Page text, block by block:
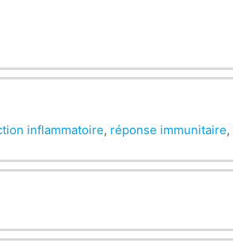
inflammatoire, réponse immunitaire,